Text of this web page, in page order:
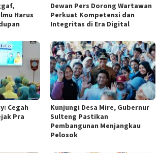
Harus
Dewan Pers Dorong Wartawan
Perkuat Kompetensi dan
Integritas di Era Digital
Cegah
Pra
Kunjungi Desa Mire, Gubernur
Sulteng Pastikan
Pembangunan Menjangkau
Pelosok